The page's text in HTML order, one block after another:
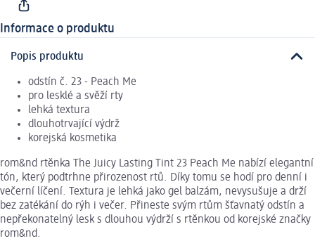
Informace o produktu
Popis produktu
odstín č. 23 - Peach Me
pro lesklé a svěží rty
lehká textura
dlouhotrvající výdrž
korejská kosmetika
rom&nd rtěnka The Juicy Lasting Tint 23 Peach Me nabízí elegantní
tón, který podtrhne přirozenost rtů. Díky tomu se hodí pro denní i
večerní líčení. Textura je lehká jako gel balzám, nevysušuje a drží
bez zatékání do rýh i večer. Přineste svým rtům šťavnatý odstín a
nepřekonatelný lesk s dlouhou výdrží s rtěnkou od korejské značky
rom&nd.